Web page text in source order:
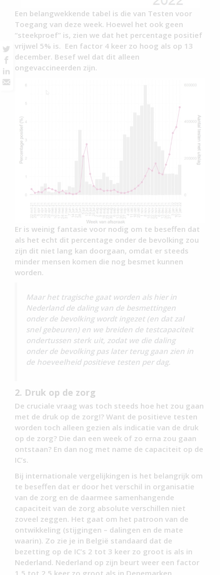
Een belangwekkende tabel is die van Testen voor
Toegang van deze week. Hoewel het ook geen
“steekproef” is, zien we dat het percentage positief
vrijwel 5% is. Een factor 4 keer zo hoog als op 13
december. Besef wel dat dit alleen
ongevaccineerden zijn.
Er is weinig fantasie voor nodig om te beseffen dat
als het echt dit percentage onder de bevolking zou
zijn dit niet lang kan doorgaan, omdat er steeds
minder mensen komen die nog besmet kunnen
worden.
Maar het tragische gaat worden als hier in
Nederland de daling van de besmettingen
onder de bevolking wordt ingezet (en dat zal
snel gebeuren) en we breiden de testcapaciteit
ondertussen sterk uit, zodat we die daling
onder de bevolking pas later terug gaan zien in
de hoeveelheid positieve testen per dag.
2. Druk op de zorg
De cruciale vraag was toch steeds hoe het zou gaan
met de druk op de zorg!? Want de positieve testen
worden toch alleen gezien als indicatie van de druk
op de zorg? Die dan een week of zo erna zou gaan
ontstaan? En dan nog met name de capaciteit op de
IC’s.
Bij internationale vergelijkingen is het belangrijk om
te beseffen dat er door het verschil in organisatie
van de zorg en de daarmee samenhangende
capaciteit van de zorg absolute verschillen niet
zoveel zeggen. Het gaat om het patroon van de
ontwikkeling (stijgingen – dalingen en de mate
waarin). Zo zie je in België standaard dat de
bezetting op de IC’s 2 tot 3 keer zo groot is als in
Nederland. Nederland op zijn beurt weer een factor